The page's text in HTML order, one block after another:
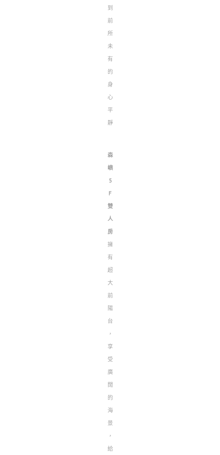
到
前
所
未
有
的
身
心
平
靜
森
嶼
5
F
雙
人
房
擁
有
超
大
前
陽
台
，
享
受
廣
闊
的
海
景
，
給